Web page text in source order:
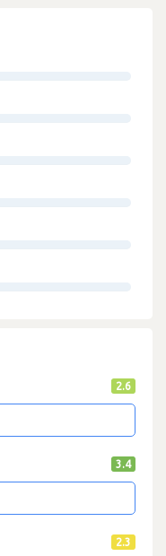
2.6
3.4
2.3